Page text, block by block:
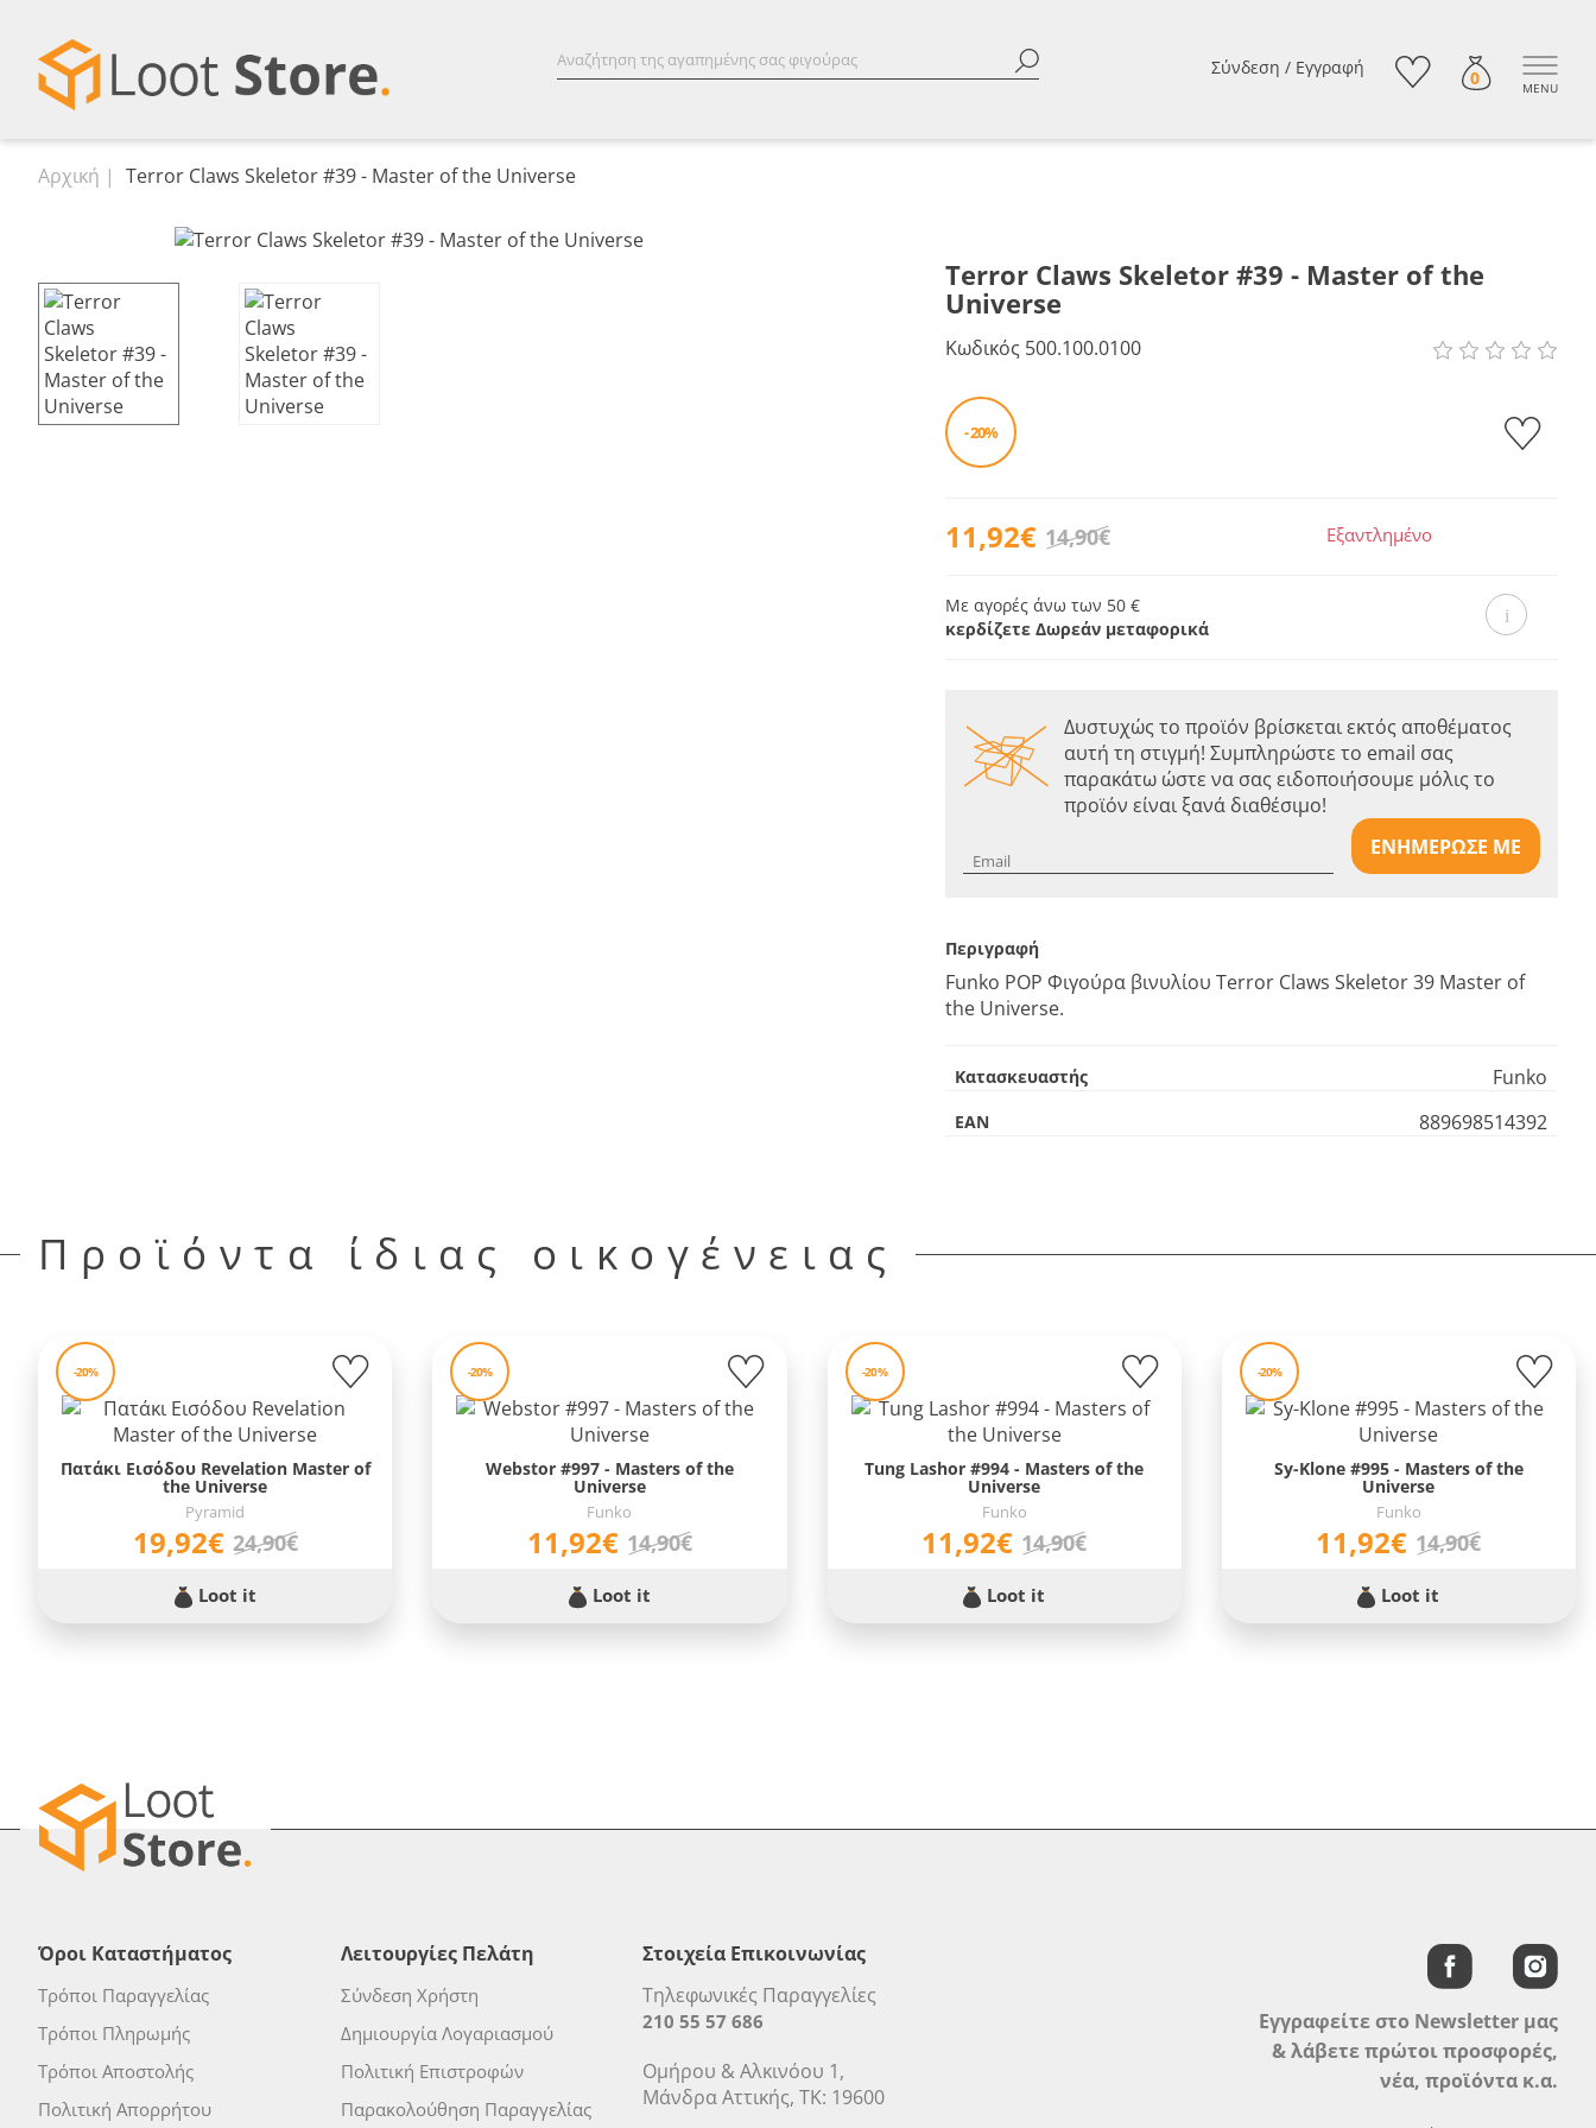
Σύνδεση / Εγγραφή 0 MENU
Αρχική Terror Claws Skeletor #39 - Master of the Universe
Terror Claws Skeletor #39 - Master of the
Universe
Κωδικός 500.100.0100
- 20%
11,92€ 14,90€ Εξαντλημένο
Με αγορές άνω των 50 €
κερδίζετε Δωρεάν μεταφορικά
Δυστυχώς το προϊόν βρίσκεται εκτός αποθέματος
αυτή τη στιγμή! Συμπληρώστε το email σας
παρακάτω ώστε να σας ειδοποιήσουμε μόλις το
προϊόν είναι ξανά διαθέσιμο!
ΕΝΗΜΕΡΩΣΕ ΜΕ
Περιγραφή
Funko POP Φιγούρα βινυλίου Terror Claws Skeletor 39 Master of
the Universe.
Κατασκευαστής Funko
EAN 889698514392
Προϊόντα ίδιας οικογένειας
-20%
Πατάκι Εισόδου Revelation Master of
the Universe
Pyramid
19,92€ 24,90€
Loot it
-20%
Webstor #997 - Masters of the
Universe
Funko
11,92€ 14,90€
Loot it
-20%
Tung Lashor #994 - Masters of the
Universe
Funko
11,92€ 14,90€
Loot it
-20%
Sy-Klone #995 - Masters of the
Universe
Funko
11,92€ 14,90€
Loot it
Όροι Καταστήματος
Τρόποι Παραγγελίας
Τρόποι Πληρωμής
Τρόποι Αποστολής
Πολιτική Απορρήτου
Λειτουργίες Πελάτη
Σύνδεση Χρήστη
Δημιουργία Λογαριασμού
Πολιτική Επιστροφών
Παρακολούθηση Παραγγελίας
Στοιχεία Επικοινωνίας
Τηλεφωνικές Παραγγελίες
210 55 57 686
Ομήρου & Αλκινόου 1,
Μάνδρα Αττικής, ΤΚ: 19600
Εγγραφείτε στο Newsletter μας
& λάβετε πρώτοι προσφορές,
νέα, προϊόντα κ.α.